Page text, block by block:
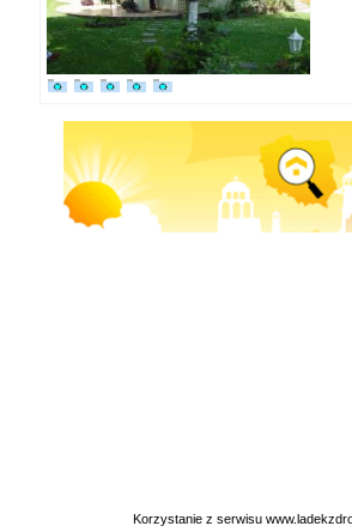
Korzystanie z serwisu